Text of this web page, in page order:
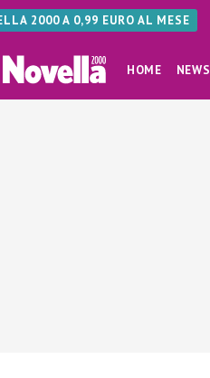
2000 A 0,99 EURO AL MESE
HOME NEWS